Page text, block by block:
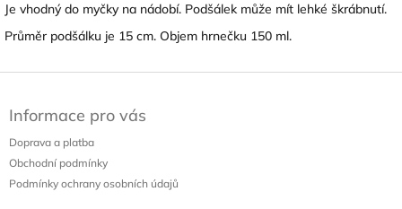
Je vhodný do myčky na nádobí. Podšálek může mít lehké škrábnutí.
Průměr podšálku je 15 cm. Objem hrnečku 150 ml.
Informace pro vás
Doprava a platba
Obchodní podmínky
Podmínky ochrany osobních údajů